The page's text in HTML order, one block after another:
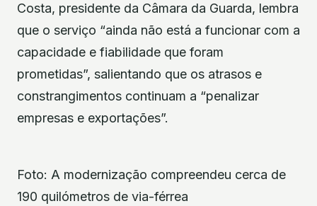
Costa, presidente da Câmara da Guarda, lembra
que o serviço “ainda não está a funcionar com a
capacidade e fiabilidade que foram
prometidas”, salientando que os atrasos e
constrangimentos continuam a “penalizar
empresas e exportações”.
Foto: A modernização compreendeu cerca de
190 quilómetros de via-férrea